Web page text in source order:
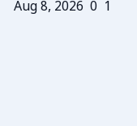
Aug 8, 2026 0 1